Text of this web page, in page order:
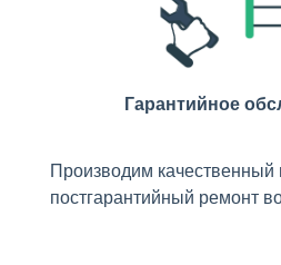
Гарантийное
Производим качественный
постгарантийный ремонт